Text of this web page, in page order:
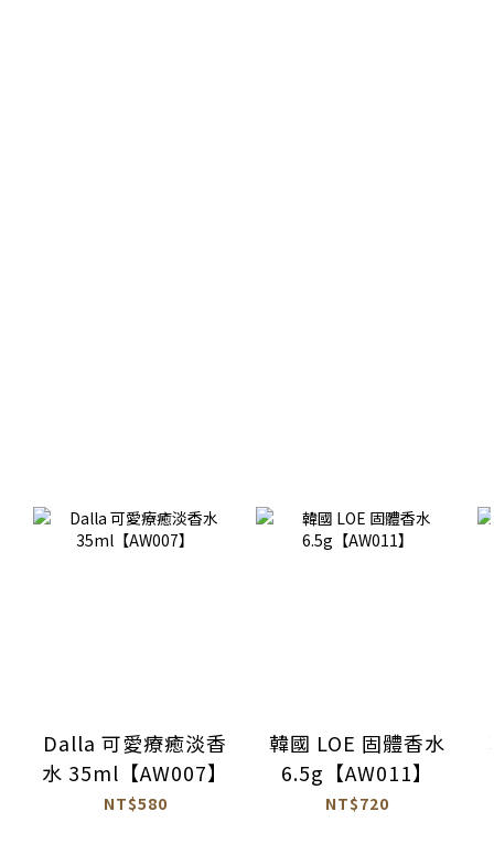
Dalla 可愛療癒淡香
水 35ml【AW007】
NT$580
韓國 LOE 固體香水
6.5g【AW011】
NT$720